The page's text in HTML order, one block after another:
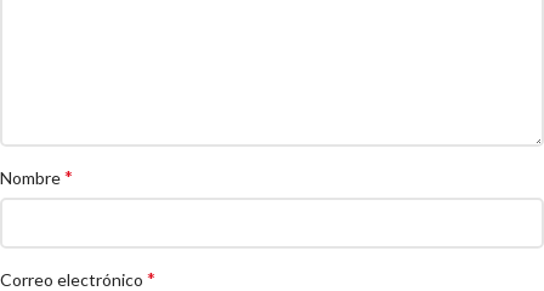
Nombre*
Correo electrónico *